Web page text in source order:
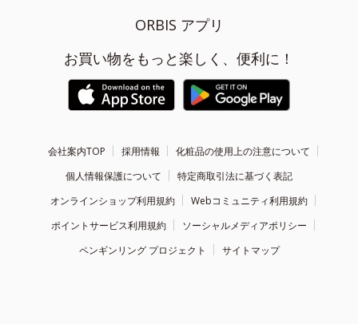
ORBIS アプリ
お買い物をもっと楽しく、便利に！
会社案内TOP 採用情報
化粧品の使用上の注意について
個人情報保護について
特定商取引法に基づく表記
オンラインショップ利用規約
Webコミュニティ利用規約
ポイントサービス利用規約
ソーシャルメディアポリシー
ペンギンリング プロジェクト
サイトマップ